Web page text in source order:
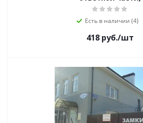
Есть в наличии (4)
418руб./шт